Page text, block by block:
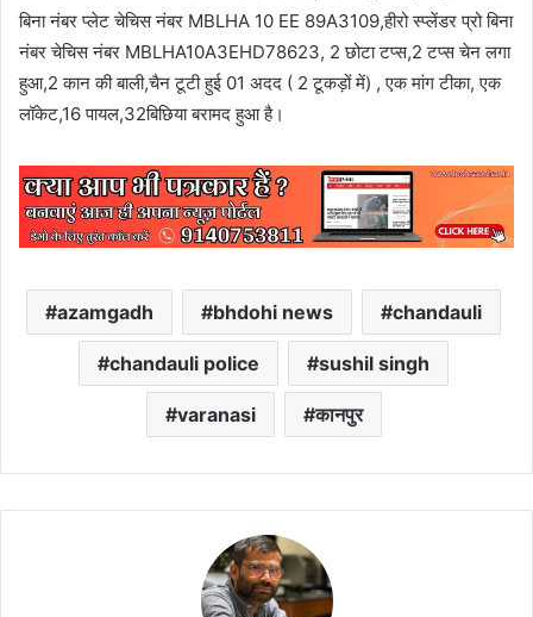
बिना नंबर प्लेट चेचिस नंबर MBLHA 10 EE 89A3109,हीरो स्प्लेंडर प्रो बिना
नंबर चेचिस नंबर MBLHA10A3EHD78623, 2 छोटा टप्स,2 टप्स चेन लगा
हुआ,2 कान की बाली,चैन टूटी हुई 01 अदद ( 2 टूकड़ों में) , एक मांग टीका, एक
लॉकेट,16 पायल,32बिछिया बरामद हुआ है।
azamgadh bhdohi news chandauli
chandauli police sushil singh
varanasi कानपुर